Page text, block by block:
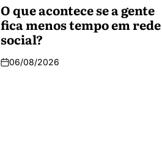
O que acontece se a gente
fica menos tempo em rede
social?
06/08/2026